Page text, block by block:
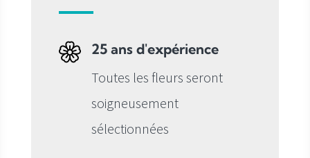
25 ans d'expérience
Toutes les fleurs seront
soigneusement
sélectionnées